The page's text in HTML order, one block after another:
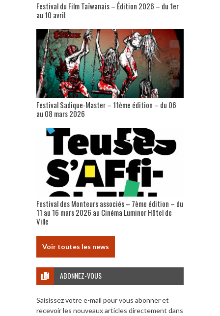
Festival du Film Taïwanais – Édition 2026 – du 1er
au 10 avril
Festival Sadique-Master – 11ème édition – du 06
au 08 mars 2026
Festival des Monteurs associés – 7ème édition – du
11 au 16 mars 2026 au Cinéma Luminor Hôtel de
Ville
Voir toutes les news
ABONNEZ-VOUS
Saisissez votre e-mail pour vous abonner et
recevoir les nouveaux articles directement dans